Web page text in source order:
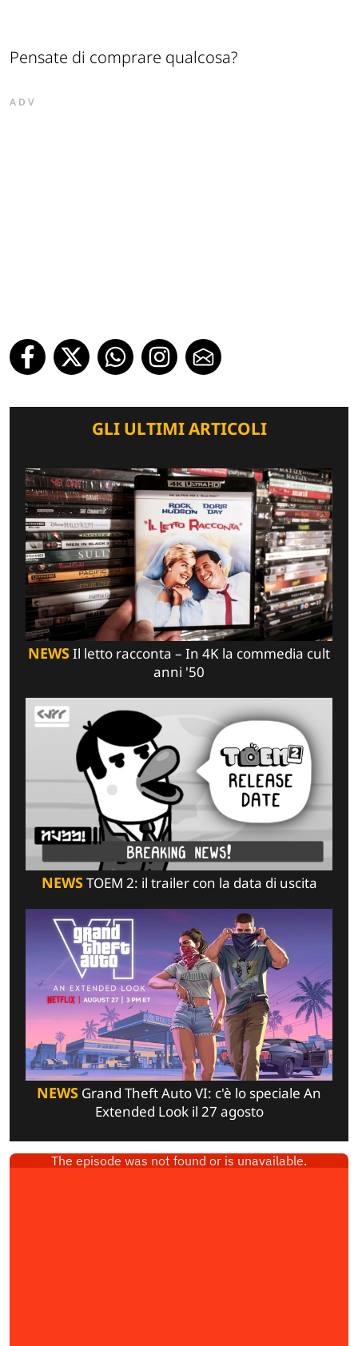
Pensate di comprare qualcosa?
ADV
GLI ULTIMI ARTICOLI
NEWSIl letto racconta – In 4K la commedia cult
anni '50
NEWSTOEM 2: il trailer con la data di uscita
NEWS Grand Theft Auto VI: c'è lo speciale An
Extended Look il 27 agosto